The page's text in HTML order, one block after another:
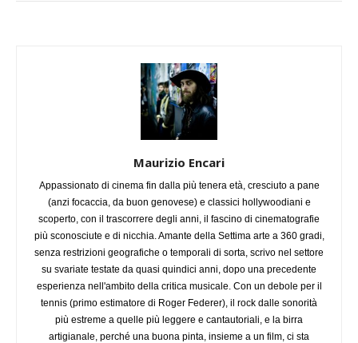
Maurizio Encari
Appassionato di cinema fin dalla più tenera età, cresciuto a pane
(anzi focaccia, da buon genovese) e classici hollywoodiani e
scoperto, con il trascorrere degli anni, il fascino di cinematografie
più sconosciute e di nicchia. Amante della Settima arte a 360 gradi,
senza restrizioni geografiche o temporali di sorta, scrivo nel settore
su svariate testate da quasi quindici anni, dopo una precedente
esperienza nell'ambito della critica musicale. Con un debole per il
tennis (primo estimatore di Roger Federer), il rock dalle sonorità
più estreme a quelle più leggere e cantautoriali, e la birra
artigianale, perché una buona pinta, insieme a un film, ci sta